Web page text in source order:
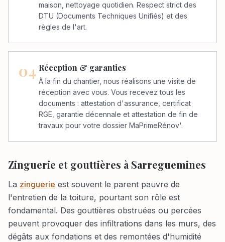
maison, nettoyage quotidien. Respect strict des
DTU (Documents Techniques Unifiés) et des
règles de l'art.
04 Réception & garanties
À la fin du chantier, nous réalisons une visite de
réception avec vous. Vous recevez tous les
documents : attestation d'assurance, certificat
RGE, garantie décennale et attestation de fin de
travaux pour votre dossier MaPrimeRénov'.
Zinguerie et gouttières à Sarreguemines
La zinguerie est souvent le parent pauvre de
l'entretien de la toiture, pourtant son rôle est
fondamental. Des gouttières obstruées ou percées
peuvent provoquer des infiltrations dans les murs, des
dégâts aux fondations et des remontées d'humidité